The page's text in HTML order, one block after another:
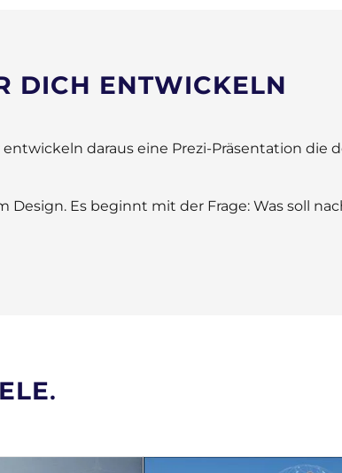
DICH ENTWICKELN
daraus eine Prezi-Präsentation die
Es beginnt mit der Frage: Was soll
.